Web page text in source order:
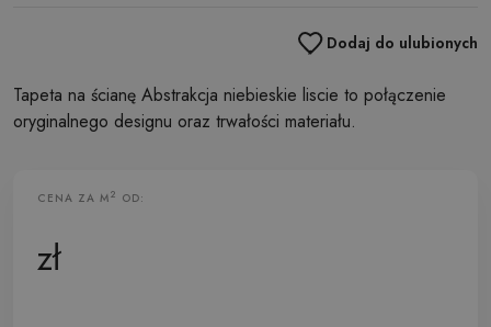
Dodaj do ulubionych
Tapeta na ścianę Abstrakcja niebieskie liscie to połączenie
oryginalnego designu oraz trwałości materiału.
CENA ZA M2 OD:
zł